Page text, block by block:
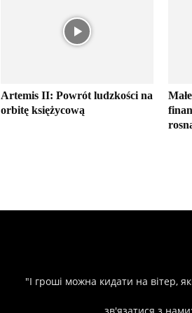
Artemis II: Powrót ludzkości na
orbitę księżycową
"І гроші можна кидати на вітер,
зв'язатися з нами: